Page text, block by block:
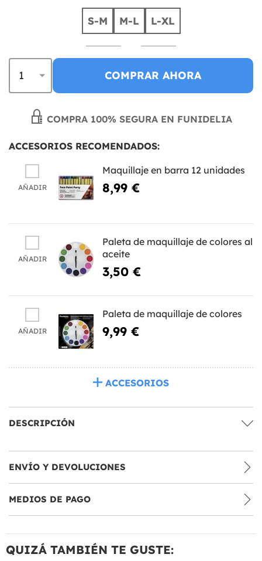
S-M M-L L-XL
COMPRAR AHORA
COMPRA 100% SEGURA EN FUNIDELIA
ACCESORIOS RECOMENDADOS:
AÑADIR
Maquillaje en barra 12 unidades
8,99 €
AÑADIR
Paleta de maquillaje de colores al
aceite
3,50 €
AÑADIR
Paleta de maquillaje de colores
9,99 €
ACCESORIOS
DESCRIPCIÓN
ENVÍO Y DEVOLUCIONES
MEDIOS DE PAGO
QUIZÁ TAMBIÉN TE GUSTE: